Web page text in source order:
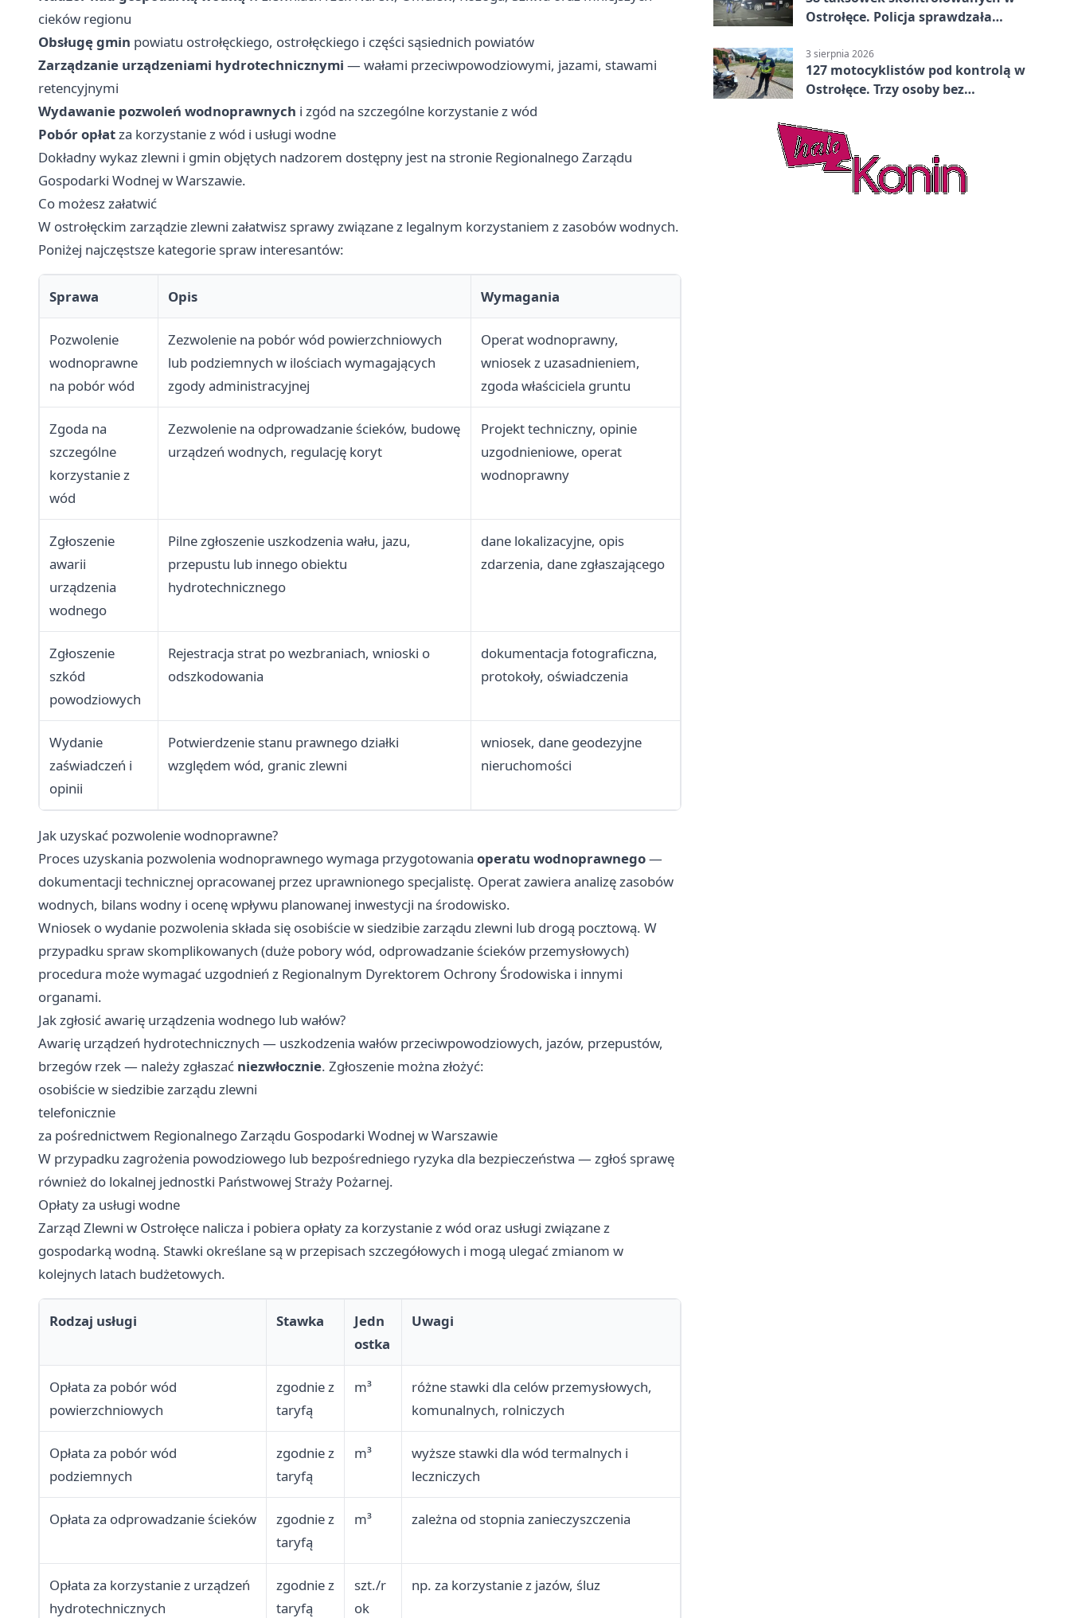
cieków regionu
Obsługę gmin powiatu ostrołęckiego, ostrołęckiego i części sąsiednich powiatów
Zarządzanie urządzeniami hydrotechnicznymi — wałami przeciwpowodziowymi, jazami, stawami
retencyjnymi
Wydawanie pozwoleń wodnoprawnych i zgód na szczególne korzystanie z wód
Pobór opłatza korzystanie z wód i usługi wodne
Dokładny wykaz zlewni i gmin objętych nadzorem dostępny jest na stronie Regionalnego Zarządu
Gospodarki Wodnej w Warszawie.
Co możesz załatwić
W ostrołęckim zarządzie zlewni załatwisz sprawy związane z legalnym korzystaniem z zasobów wodnych.
Poniżej najczęstsze kategorie spraw interesantów:
Sprawa Opis Wymagania
Pozwolenie
wodnoprawne
na pobór wód
Zezwolenie na pobór wód powierzchniowych
lub podziemnych w ilościach wymagających
zgody administracyjnej
Operat wodnoprawny,
wniosek z uzasadnieniem,
zgoda właściciela gruntu
Zgoda na
szczególne
korzystanie z
wód
Zezwolenie na odprowadzanie ścieków, budowę
urządzeń wodnych, regulację koryt
Projekt techniczny, opinie
uzgodnieniowe, operat
wodnoprawny
Zgłoszenie
awarii
urządzenia
wodnego
Pilne zgłoszenie uszkodzenia wału, jazu,
przepustu lub innego obiektu
hydrotechnicznego
dane lokalizacyjne, opis
zdarzenia, dane zgłaszającego
Zgłoszenie
szkód
powodziowych
Rejestracja strat po wezbraniach, wnioski o
odszkodowania
dokumentacja fotograficzna,
protokoły, oświadczenia
Wydanie
zaświadczeń i
opinii
Potwierdzenie stanu prawnego działki
względem wód, granic zlewni
wniosek, dane geodezyjne
nieruchomości
Jak uzyskać pozwolenie wodnoprawne?
Proces uzyskania pozwolenia wodnoprawnego wymaga przygotowania operatu wodnoprawnego—
dokumentacji technicznej opracowanej przez uprawnionego specjalistę. Operat zawiera analizę zasobów
wodnych, bilans wodny i ocenę wpływu planowanej inwestycji na środowisko.
Wniosek o wydanie pozwolenia składa się osobiście w siedzibie zarządu zlewni lub drogą pocztową. W
przypadku spraw skomplikowanych (duże pobory wód, odprowadzanie ścieków przemysłowych)
procedura może wymagać uzgodnień z Regionalnym Dyrektorem Ochrony Środowiska i innymi
organami.
Jak zgłosić awarię urządzenia wodnego lub wałów?
Awarię urządzeń hydrotechnicznych — uszkodzenia wałów przeciwpowodziowych, jazów, przepustów,
brzegów rzek — należy zgłaszać niezwłocznie. Zgłoszenie można złożyć:
osobiście w siedzibie zarządu zlewni
telefonicznie
za pośrednictwem Regionalnego Zarządu Gospodarki Wodnej w Warszawie
W przypadku zagrożenia powodziowego lub bezpośredniego ryzyka dla bezpieczeństwa — zgłoś sprawę
również do lokalnej jednostki Państwowej Straży Pożarnej.
Opłaty za usługi wodne
Zarząd Zlewni w Ostrołęce nalicza i pobiera opłaty za korzystanie z wód oraz usługi związane z
gospodarką wodną. Stawki określane są w przepisach szczegółowych i mogą ulegać zmianom w
kolejnych latach budżetowych.
Rodzaj usługi Stawka
Jedn
ostka
Uwagi
Opłata za pobór wód
powierzchniowych
zgodnie z
taryfą
m³
różne stawki dla celów przemysłowych,
komunalnych, rolniczych
Opłata za pobór wód
podziemnych
zgodnie z
taryfą
m³
wyższe stawki dla wód termalnych i
leczniczych
Opłata za odprowadzanie ścieków
zgodnie z
taryfą
m³ zależna od stopnia zanieczyszczenia
Opłata za korzystanie z urządzeń
hydrotechnicznych
zgodnie z
taryfą
szt./r
ok
np. za korzystanie z jazów, śluz
Ostrołęce. Policja sprawdzała
3 sierpnia 2026
127 motocyklistów pod kontrolą w
Ostrołęce. Trzy osoby bez